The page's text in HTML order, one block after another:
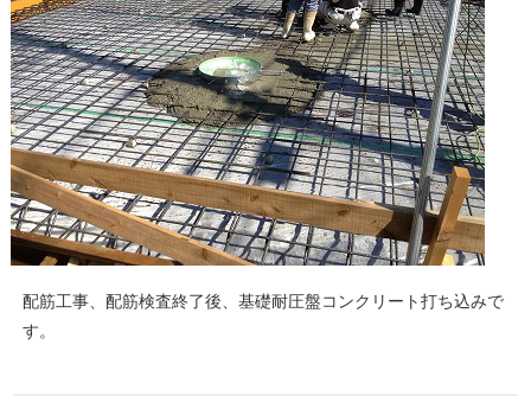
配筋工事、配筋検査終了後、基礎耐圧盤コンクリート打ち込みで
す。